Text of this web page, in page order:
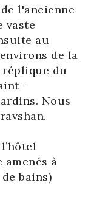
l'ancienne
vaste
au
de la
du
Nous
à
bains)